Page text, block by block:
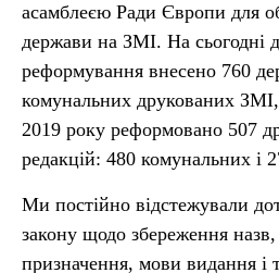
асамблеєю Ради Європи для
держави на ЗМІ. На сьогодні
реформування внесено 760
комунальних друкованих
2019 року реформовано 507
редакцій: 480 комунальних і
Ми постійно відстежували
закону щодо збереження назв,
призначення, мови видання і